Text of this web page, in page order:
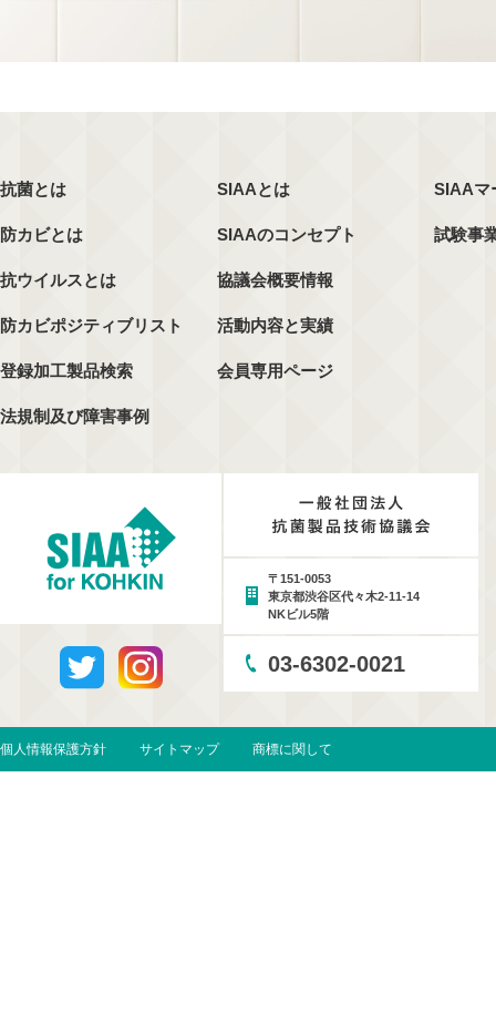
抗菌とは
防カビとは
抗ウイルスとは
防カビポジティブリスト
登録加工製品検索
法規制及び障害事例
SIAAとは
SIAAのコンセプト
協議会概要情報
活動内容と実績
会員専用ページ
SIAAマ
試験事
〒151-0053
東京都渋谷区代々木2-11-14
NKビル5階
03-6302-0021
個人情報保護方針 サイトマップ 商標に関して